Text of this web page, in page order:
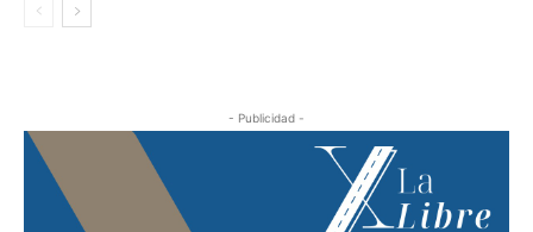
- Publicidad -